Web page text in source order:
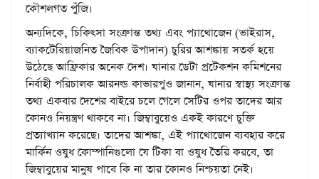
কৌশলগত পুঁজি।
অন্যদিকে, চিকিৎসা সংক্রান্ত তথ্য এবং প্যাথোজেন (ভাইরাস,
ব্যাকটেরিয়াজনিত জৈবিক উপাদান) চুরির আশঙ্কায় সতর্ক হয়ে
উঠেছে আফ্রিকার অনেক দেশ। ঘানার ডেটা প্রটেকশন কমিশনের
নির্বাহী পরিচালক আরনল্ড কাভারপুও জানান, ঘানার স্বাস্থ্য সংক্রান্ত
তথ্য একবার দেশের বাইরে চলে গেলে সেটির ওপর তাদের আর
কোনও নিয়ন্ত্রণ থাকবে না। জিম্বাবুয়েও একই কারণে চুক্তি
প্রত্যাখ্যান করেছে। তাদের আশঙ্কা, এই প্যাথোজেন ব্যবহার করে
মার্কিন ওষুধ কোম্পানিগুলো যে টিকা বা ওষুধ তৈরি করবে, তা
জিম্বাবুয়ের মানুষ পাবে কি না তার কোনও নিশ্চয়তা নেই।